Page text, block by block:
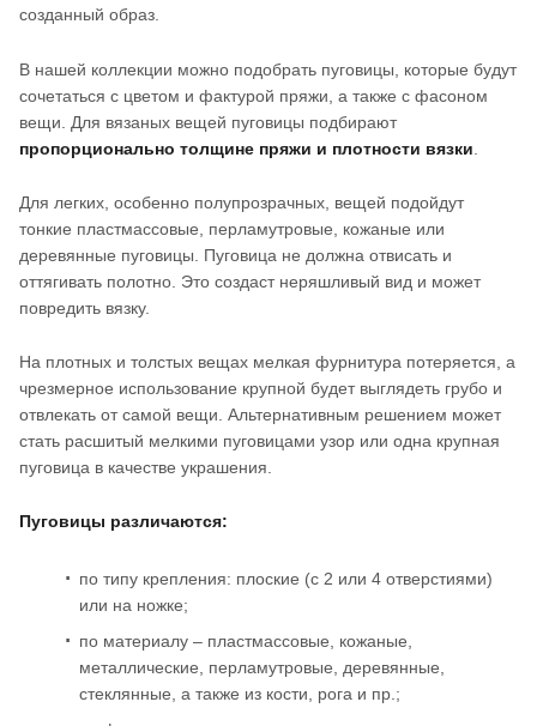
созданный образ.
В нашей коллекции можно подобрать пуговицы, которые будут
сочетаться с цветом и фактурой пряжи, а также с фасоном
вещи. Для вязаных вещей пуговицы подбирают
пропорционально толщине пряжи и плотности вязки
Для легких, особенно полупрозрачных, вещей подойдут
тонкие пластмассовые, перламутровые, кожаные или
деревянные пуговицы. Пуговица не должна отвисать и
оттягивать полотно. Это создаст неряшливый вид и может
повредить вязку.
На плотных и толстых вещах мелкая фурнитура потеряется, а
чрезмерное использование крупной будет выглядеть грубо и
отвлекать от самой вещи. Альтернативным решением может
стать расшитый мелкими пуговицами узор или одна крупная
пуговица в качестве украшения.
Пуговицы различаются:
по типу крепления: плоские (с 2 или 4 отверстиями)
или на ножке;
по материалу – пластмассовые, кожаные,
металлические, перламутровые, деревянные,
стеклянные, а также из кости, рога и пр.;